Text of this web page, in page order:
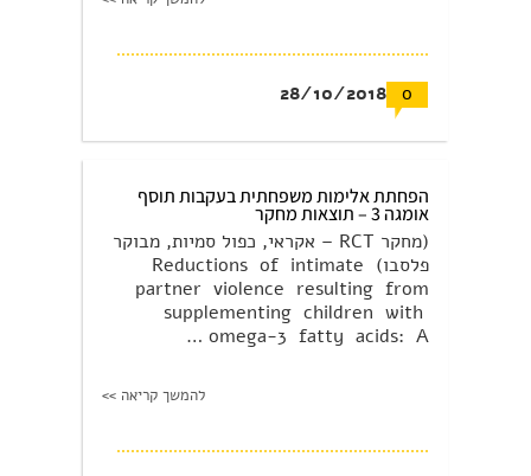
0
28/10/2018
הפחתת אלימות משפחתית בעקבות תוסף
אומגה 3 – תוצאות מחקר
(מחקר RCT – אקראי, כפול סמיות, מבוקר
פלסבו) Reductions of intimate
partner violence resulting from
supplementing children with
omega-3 fatty acids: A …
להמשך קריאה >>